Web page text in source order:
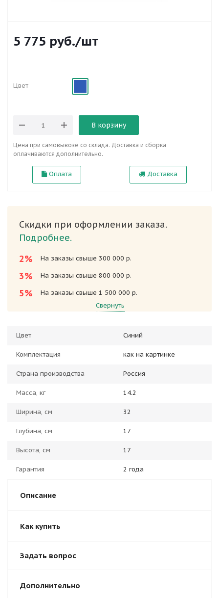
5 775 руб./шт
Цвет
В корзину
Цена при самовывозе со склада. Доставка и сборка
оплачиваются дополнительно.
Оплата Доставка
Скидки при оформлении заказа.
Подробнее.
2%
На заказы свыше 300 000 р.
3% На заказы свыше 800 000 р.
5%
На заказы свыше 1 500 000 р.
Свернуть
Цвет Синий
Комплектация как на картинке
Страна производства Россия
Масса, кг 14.2
Ширина, см 32
Глубина, см 17
Высота, см 17
Гарантия 2 года
Описание
Как купить
Задать вопрос
Дополнительно